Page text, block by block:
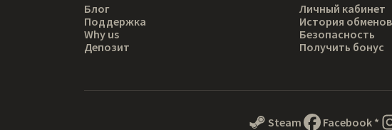
Блог
Поддержка
Why us
Депозит
Личный кабинет
История обменов
Безопасность
Получить бонус
Steam Facebook *